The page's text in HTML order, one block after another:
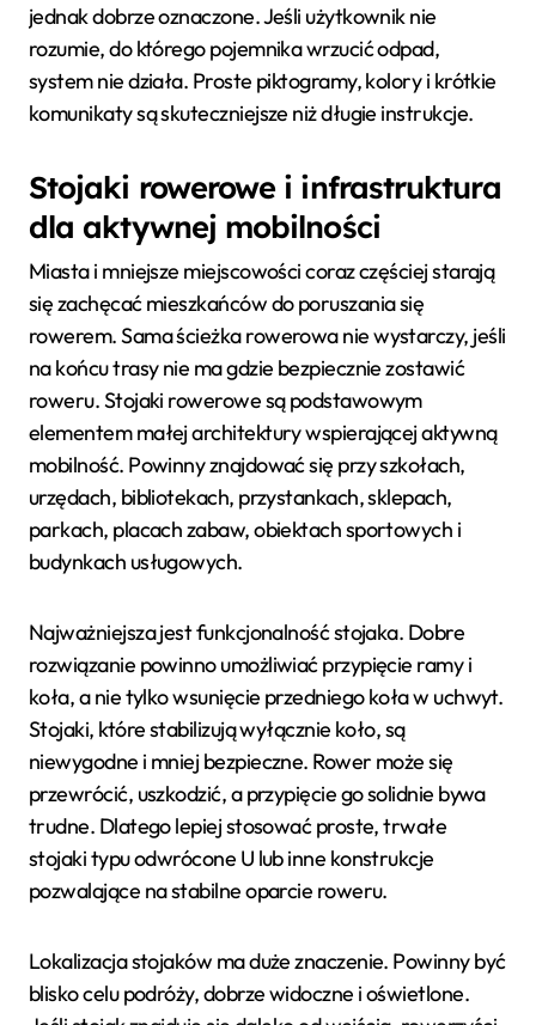
jednak dobrze oznaczone. Jeśli użytkownik nie
rozumie, do którego pojemnika wrzucić odpad,
system nie działa. Proste piktogramy, kolory i krótkie
komunikaty są skuteczniejsze niż długie instrukcje.
Stojaki rowerowe i infrastruktura
dla aktywnej mobilności
Miasta i mniejsze miejscowości coraz częściej starają
się zachęcać mieszkańców do poruszania się
rowerem. Sama ścieżka rowerowa nie wystarczy, jeśli
na końcu trasy nie ma gdzie bezpiecznie zostawić
roweru. Stojaki rowerowe są podstawowym
elementem małej architektury wspierającej aktywną
mobilność. Powinny znajdować się przy szkołach,
urzędach, bibliotekach, przystankach, sklepach,
parkach, placach zabaw, obiektach sportowych i
budynkach usługowych.
Najważniejsza jest funkcjonalność stojaka. Dobre
rozwiązanie powinno umożliwiać przypięcie ramy i
koła, a nie tylko wsunięcie przedniego koła w uchwyt.
Stojaki, które stabilizują wyłącznie koło, są
niewygodne i mniej bezpieczne. Rower może się
przewrócić, uszkodzić, a przypięcie go solidnie bywa
trudne. Dlatego lepiej stosować proste, trwałe
stojaki typu odwrócone U lub inne konstrukcje
pozwalające na stabilne oparcie roweru.
Lokalizacja stojaków ma duże znaczenie. Powinny być
blisko celu podróży, dobrze widoczne i oświetlone.